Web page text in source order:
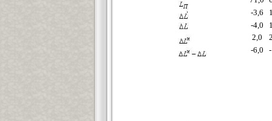
-3,6
-4,0
2,0
-6,0